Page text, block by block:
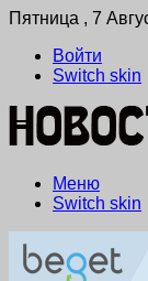
Пятница , 7
Войти
Switch skin
Меню
Switch skin